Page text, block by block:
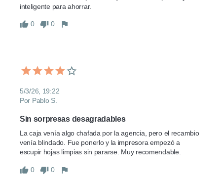
inteligente para ahorrar.
0 0
5/3/26, 19:22
Por Pablo S.
Sin sorpresas desagradables
La caja venía algo chafada por la agencia, pero el recambio
venía blindado. Fue ponerlo y la impresora empezó a
escupir hojas limpias sin pararse. Muy recomendable.
0 0